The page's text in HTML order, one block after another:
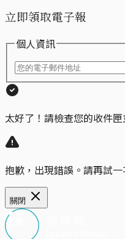
立即領取電子報
個人資訊
太好了！請檢查您的收件匣
抱歉，出現錯誤。請再試一
關閉